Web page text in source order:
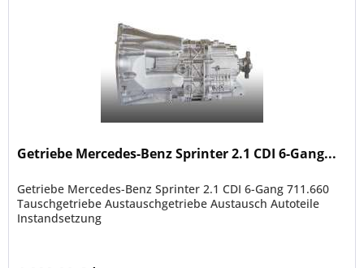
Getriebe Mercedes-Benz Sprinter 2.1 CDI 6-Gang...
Getriebe Mercedes-Benz Sprinter 2.1 CDI 6-Gang 711.660
Tauschgetriebe Austauschgetriebe Austausch Autoteile
Instandsetzung